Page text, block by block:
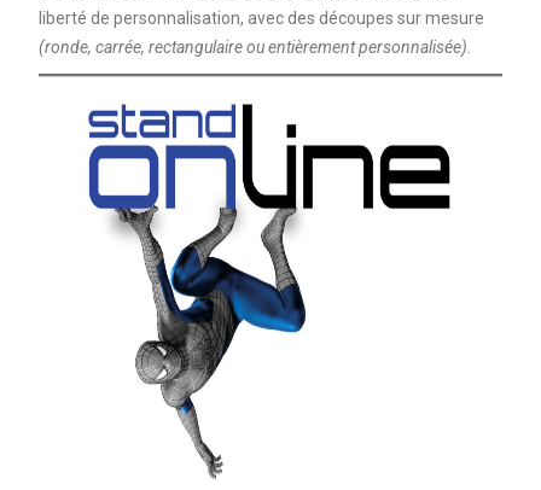
liberté de personnalisation, avec des découpes sur mesure
(ronde, carrée, rectangulaire ou entièrement personnalisée).